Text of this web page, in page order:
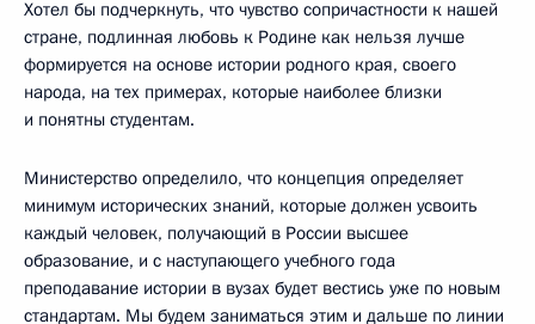
Хотел бы подчеркнуть, что чувство сопричастности к нашей
стране, подлинная любовь к Родине как нельзя лучше
формируется на основе истории родного края, своего
народа, на тех примерах, которые наиболее близки
и понятны студентам.
Министерство определило, что концепция определяет
минимум исторических знаний, которые должен усвоить
каждый человек, получающий в России высшее
образование, и с наступающего учебного года
преподавание истории в вузах будет вестись уже по новым
стандартам. Мы будем заниматься этим и дальше по линии